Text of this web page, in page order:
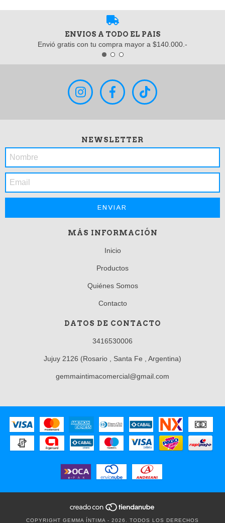
ENVIOS A TODO EL PAIS
Envió gratis con tu compra mayor a $140.000.-
NEWSLETTER
MÁS INFORMACIÓN
Inicio
Productos
Quiénes Somos
Contacto
DATOS DE CONTACTO
3416530006
Jujuy 2126 (Rosario , Santa Fe , Argentina)
gemmaintimacomercial@gmail.com
COPYRIGHT GEMMA ÍNTIMA - 2026. TODOS LOS DERECHOS